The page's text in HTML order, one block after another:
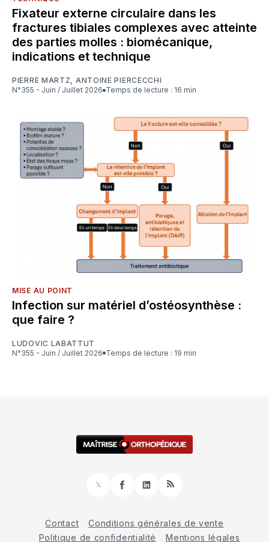
Fixateur externe circulaire dans les
fractures tibiales complexes avec atteinte
des parties molles : biomécanique,
indications et technique
PIERRE MARTZ, ANTOINE PIERCECCHI
N°355 - Juin / Juillet 2026
Temps de lecture : 16 min
MISE AU POINT
Infection sur matériel d’ostéosynthèse :
que faire ?
LUDOVIC LABATTUT
N°355 - Juin / Juillet 2026
Temps de lecture : 19 min
𝕏
FacebookLinkedInRSS
Contact
Conditions générales de vente
Politique de confidentialité
Mentions légales